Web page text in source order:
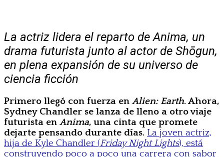
La actriz lidera el reparto deAnima, un
drama futurista junto al actor de Shōgun,
en plena expansión de su universo de
ciencia ficción
Primero llegó con fuerza enAlien: Earth. Ahora,
Sydney Chandler se lanza de lleno a otro viaje
futurista enAnima, una cinta que promete
dejarte pensando durante días. La joven actriz,
hija de Kyle Chandler (Friday Night Lights), está
construyendo poco a poco una carrera con sabor